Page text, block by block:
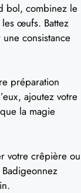
bol, combinez le
œufs. Battez
consistance
préparation
ajoutez votre
la magie
votre crêpière ou